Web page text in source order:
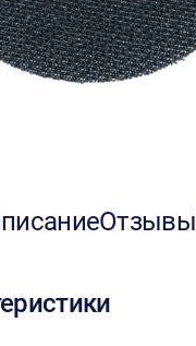
Отзывы